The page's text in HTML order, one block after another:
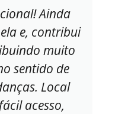
Ainda
e, contribui
muito
sentido de
Local
acesso,